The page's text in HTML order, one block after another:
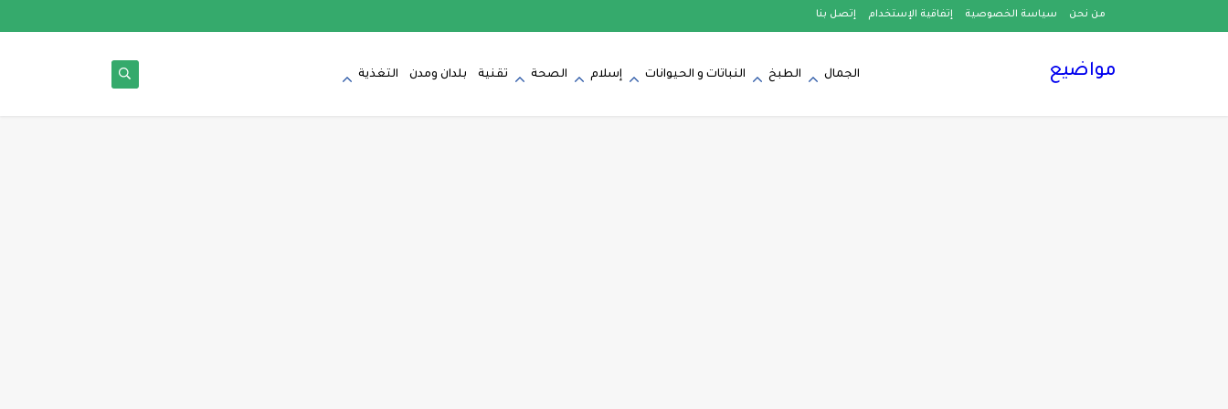
من نحن سياسة الخصوصية إتفاقية الإستخدام إتصل بنا
مواضيع الجمال الطبخ النباتات و الحيوانات إسلام الصحة تقنية بلدان ومدن التغذية